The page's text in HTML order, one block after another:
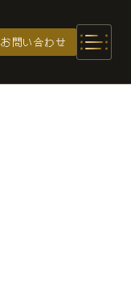
お問い合わせ